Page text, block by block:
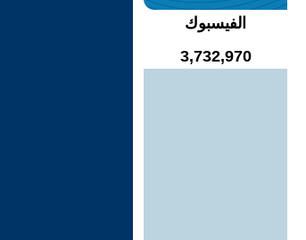
الفيسبوك
3,732,970